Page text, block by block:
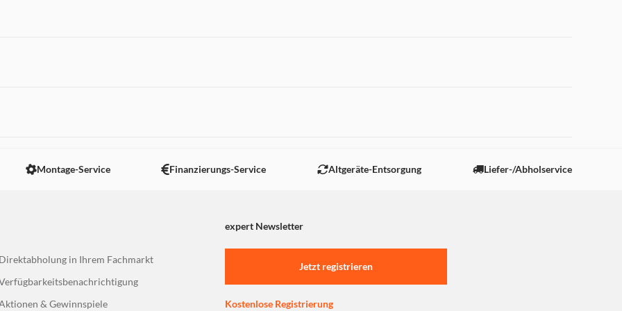
störungsfreies und entspanntes Arbeiten mit der Wireless-Maus.
im Mausgehäuse transportiert werden.
Montage-Service Finanzierungs-Service Altgeräte-Entsorgung Liefer-/Abholservice
expert Newsletter
Direktabholung in Ihrem Fachmarkt
& Gewinnspiele
Jetzt registrieren
Kostenlose Registrierung